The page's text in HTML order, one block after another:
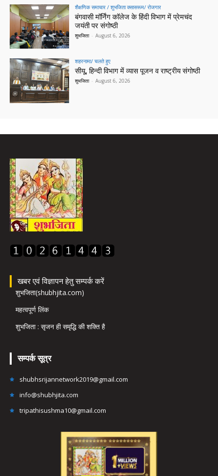
शैक्षणिक समाचार / शुभजिता क्सासरूम/ रोजगार
बंगवासी मॉर्निंग कॉलेज के हिंदी विभाग में प्रेमचंद
जयंती पर संगोष्ठी
शुभजिता - August 6, 2026
शहरनामा/ चलते हुए
सीयू, हिन्दी विभाग में व्यास पूजन व राष्ट्रीय संगोष्ठी
शुभजिता - August 6, 2026
खबर एवं विज्ञापन हेतु सम्पर्क करें
शुभजिता(shubhjita.com)
महत्वपूर्ण लिंक
शुभजिता : सृजन ही समृद्धि की शक्ति है
सम्पर्क सूत्र
shubhsrijannetwork2019@gmail.com
info@shubhjita.com
tripathisushma10@gmail.com